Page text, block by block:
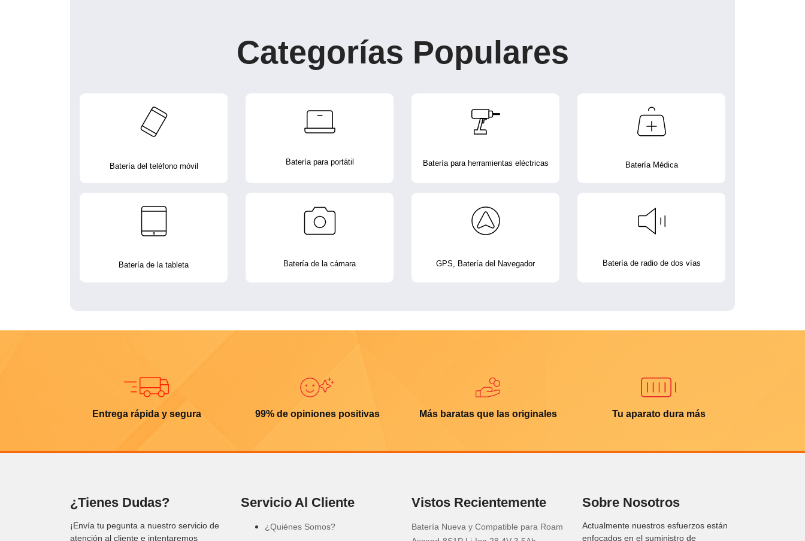
Categorías Populares
Batería del teléfono móvil Batería para portátil Batería para herramientas eléctricas Batería Médica
Batería de la tableta Batería de la cámara GPS, Batería del Navegador Batería de radio de dos vías
Entrega rápida y segura 99% de opiniones positivas Más baratas que las originales Tu aparato dura más
¿Tienes Dudas?
¡Envía tu pegunta a nuestro servicio de
atención al cliente e intentaremos
Servicio Al Cliente
¿Quiénes Somos?
Vistos Recientemente
Batería Nueva y Compatible para Roam
Sobre Nosotros
Actualmente nuestros esfuerzos están
enfocados en el suministro de